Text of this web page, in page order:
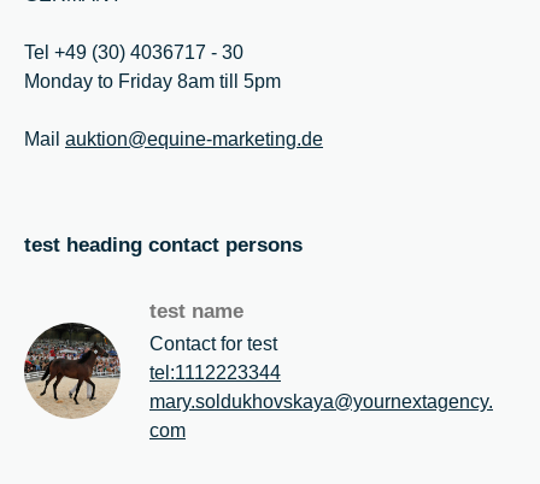
Tel +49 (30) 4036717 - 30
Monday to Friday 8am till 5pm
Mail auktion@equine-marketing.de
test heading contact persons
test name
Contact for test
tel:1112223344
mary.​soldukhovskaya@​yournextagency.​
com